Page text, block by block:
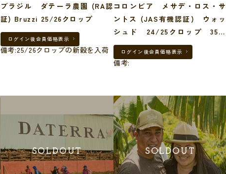
ブラジル ダテーラ農園 (RA認
証) Bruzzi 25/26クロップ
ログイン後会員価格表示
備考:25/26クロップの新穀を入荷
コロンビア メサデ・ロス・サ
ントス (JAS有機認証) ウォッ
シュド 24/25クロップ 35㎏
麻袋
ログイン後会員価格表示
備考:
SOLDOUT SOLDOUT